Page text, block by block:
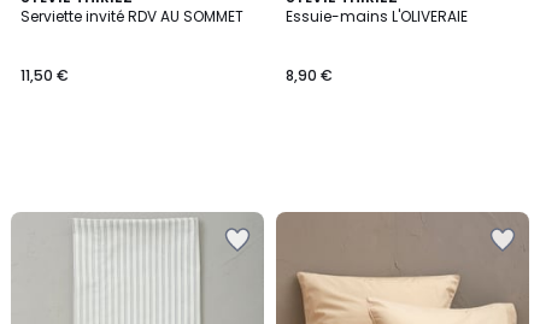
Serviette invité RDV AU SOMMET
11,50 €
Essuie-mains L'OLIVERAIE
8,90 €